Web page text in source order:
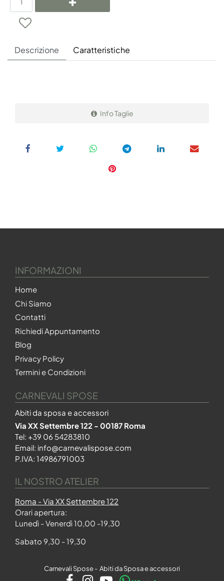
Descrizione Caratteristiche
Info Taglie
INFORMAZIONI
Home
Chi Siamo
Contatti
Richiedi Appuntamento
Blog
Privacy Policy
Termini e Condizioni
CARNEVALI SPOSE
Abiti da sposa e accessori
Via XX Settembre 122 - 00187 Roma
Tel: +39 06 54283810
Email: info@carnevalispose.com
P.IVA: 14986791003
IL NOSTRO ATELIER
Roma - Via XX Settembre 122
Orari apertura:
Lunedì - Venerdì 10,00 -19,30
Sabato 9,30 - 19,30
Carnevali Spose - Abiti da Sposa e accessori